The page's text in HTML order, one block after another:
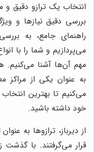
انتخاب یک ترازو دقیق
بررسی دقیق نیازها و
راهنمای جامع، به
می‌پردازیم و شما را با
مهم آن‌ها آشنا می‌کنیم.
به عنوان یکی از مراکز
می‌کنیم تا بهترین
خود داشته باشید.
از دیرباز، ترازوها به
قرار می‌گرفتند. با گذشت